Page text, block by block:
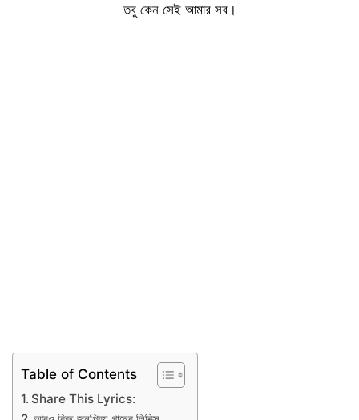
তবু কেন সেই আমার সব।
Table of Contents
Share This Lyrics: